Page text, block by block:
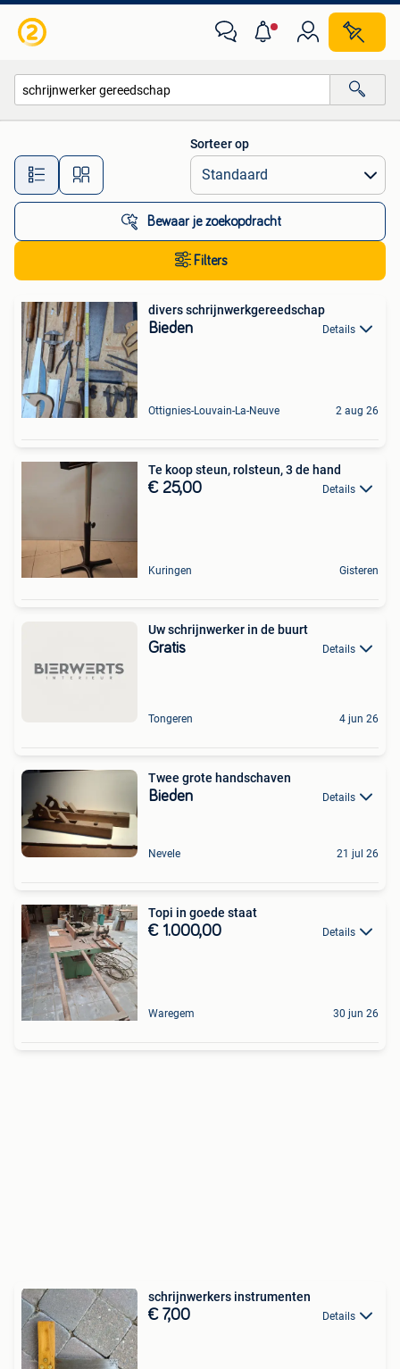
Alle afstanden…
Sorteer op
Bewaar je zoekopdracht
Filters
divers schrijnwerkgereedschap
Bieden Details
Ottignies-Louvain-La-Neuve 2 aug 26
Te koop steun, rolsteun, 3 de hand
€ 25,00 Details
Kuringen Gisteren
️Uw schrijnwerker in de buurt️
Gratis Details
Tongeren 4 jun 26
Twee grote handschaven
Bieden Details
Nevele 21 jul 26
Topi in goede staat
€ 1.000,00 Details
Waregem 30 jun 26
schrijnwerkers instrumenten
€ 7,00 Details